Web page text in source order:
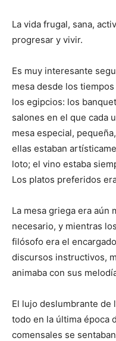
La vida frugal, sana,
progresar y vivir.
Es muy interesante
mesa desde los
los egipcios: los
salones en el que cada
mesa especial,
ellas estaban
loto; el vino estaba
Los platos preferidos
La mesa griega era aún
necesario, y mientras
filósofo era el
discursos instructivos,
animaba con sus
El lujo deslumbrante de
todo en la última época
comensales se